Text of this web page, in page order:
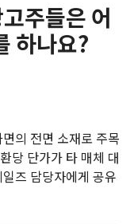
주들은 어
하나요?
의 전면 소재로 주목
당 단가가 타 매체 대
즈 담당자에게 공유